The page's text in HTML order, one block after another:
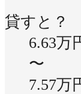
貸すと？
6.63万
〜
7.57万